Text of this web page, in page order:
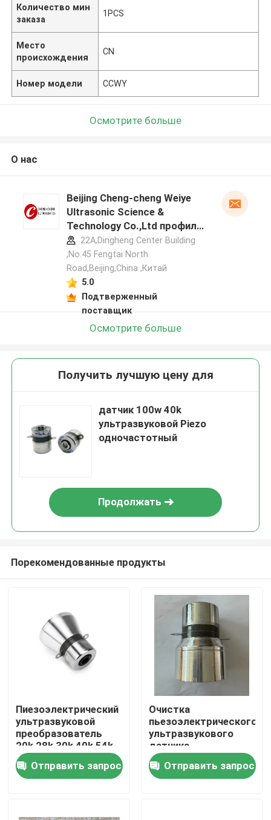
Дом
Продукты
О нас
Количество мин
заказа
1PCS
Место
происхождения
CN
Номер модели CCWY
Осмотрите больше
О нас
Beijing Cheng-cheng Weiye
Ultrasonic Science &
Technology Co.,Ltd профиль
производителя
22A,Dingheng Center Building
,No.45 Fengtai North
Road,Beijing,China ,Китай
5.0
Подтверженный
поставщик
Осмотрите больше
Получить лучшую цену для
датчик 100w 40k
ультразвуковой Piezo
одночастотный
Продолжать
Порекомендованные продукты
Пиезоэлектрический
ультразвуковой
преобразователь
20k 28k 30k 40k 54k
Отправить запрос
Очистка
пьезоэлектрического
ультразвукового
датчика
Отправить запрос